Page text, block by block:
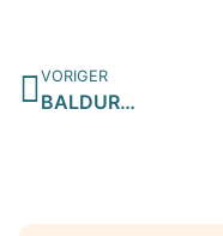
VORIGER
BALDUR…